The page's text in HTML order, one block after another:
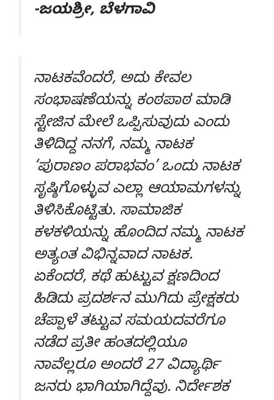
-ಜಯಶ್ರೀ, ಬೆಳಗಾವಿ
ನಾಟಕವೆಂದರೆ, ಅದು ಕೇವಲ
ಸಂಭಾಷಣೆಯನ್ನು ಕಂಠಪಾಠ ಮಾಡಿ
ಸ್ಟೇಜಿನ ಮೇಲೆ ಒಪ್ಪಿಸುವುದು ಎಂದು
ತಿಳಿದಿದ್ದ ನನಗೆ, ನಮ್ಮ ನಾಟಕ
‘ಪುರಾಣಂ ಪರಾಭವಂ’ ಒಂದು ನಾಟಕ
ಸೃಷ್ಠಿಗೊಳ್ಳುವ ಎಲ್ಲಾ ಆಯಾಮಗಳನ್ನು
ತಿಳಿಸಿಕೊಟ್ಟಿತು. ಸಾಮಾಜಿಕ
ಕಳಕಳಿಯನ್ನು ಹೊಂದಿದ ನಮ್ಮ ನಾಟಕ
ಅತ್ಯಂತ ವಿಭಿನ್ನವಾದ ನಾಟಕ.
ಏಕೆಂದರೆ, ಕಥೆ ಹುಟ್ಟುವ ಕ್ಷಣದಿಂದ
ಹಿಡಿದು ಪ್ರದರ್ಶನ ಮುಗಿದು ಪ್ರೇಕ್ಷಕರು
ಚೆಪ್ಪಾಳೆ ತಟ್ಟುವ ಸಮಯದವರೆಗೂ
ನಡೆದ ಪ್ರತೀ ಹಂತದಲ್ಲಿಯೂ
ನಾವೆಲ್ಲರೂ ಅಂದರೆ 27 ವಿದ್ಯಾರ್ಥಿ
ಜನರು ಭಾಗಿಯಾಗಿದ್ದೆವು. ನಿರ್ದೇಶಕ